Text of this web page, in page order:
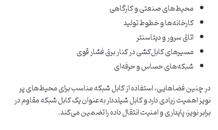
محیط‌های صنعتی و کارگاهی
کارخانه‌ها و خطوط تولید
اتاق سرور و دیتاسنتر
مسیرهای کابل‌کشی در کنار برق فشار قوی
شبکه‌های حساس و حرفه‌ای
در چنین فضاهایی، استفاده از کابل شبکه مناسب برای محیط‌های پر
نویز اهمیت زیادی دارد و کابل شیلددار به‌عنوان یک کابل شبکه مقاوم در
برابر نویز، پایداری و امنیت انتقال داده را تضمین می‌کند.